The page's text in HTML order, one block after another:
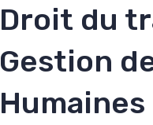
Droit du
Gestion